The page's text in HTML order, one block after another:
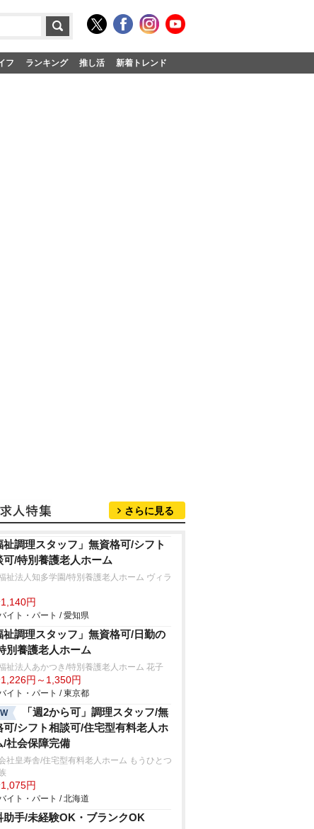
フ ランキング 推し活 新着トレンド
さらに見る
祉調理スタッフ」無資格可/シフト
可/特別養護老人ホーム
祉法人知多学園/特別養護老人ホーム ヴィラ
円
イト・パート / 愛知県
祉調理スタッフ」無資格可/日勤の
別養護老人ホーム
祉法人あかつき/特別養護老人ホーム 花子
円～1,350円
イト・パート / 東京都
「週2から可」調理スタッフ/無
可/シフト相談可/住宅型有料老人ホ
/社会保障完備
社皇寿舎/住宅型有料老人ホーム もうひとつ
円
イト・パート / 北海道
助手/未経験OK・ブランクOK